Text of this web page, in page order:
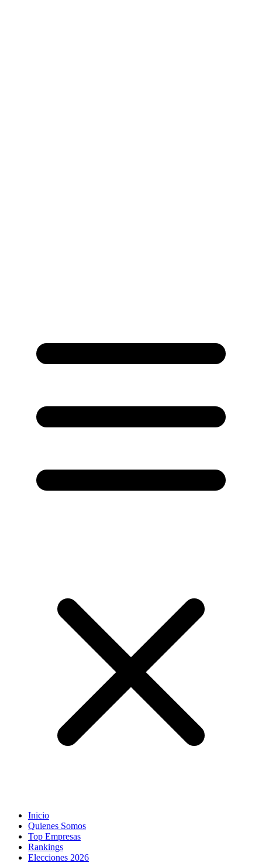
Inicio
Quienes Somos
Top Empresas
Rankings
Elecciones 2026